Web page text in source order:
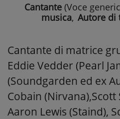
Cantante (Voce
musica, Autore di
Cantante di matrice
Eddie Vedder (Pearl
(Soundgarden ed ex
Cobain (Nirvana),Scott
Aaron Lewis (Staind),